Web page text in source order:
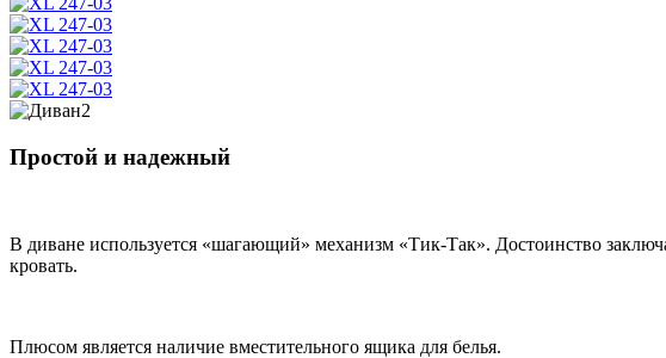
Простой и надежный
В диване используется «шагающий» механизм «Тик-Так». Достоинство
кровать.
Плюсом является наличие вместительного ящика для белья.